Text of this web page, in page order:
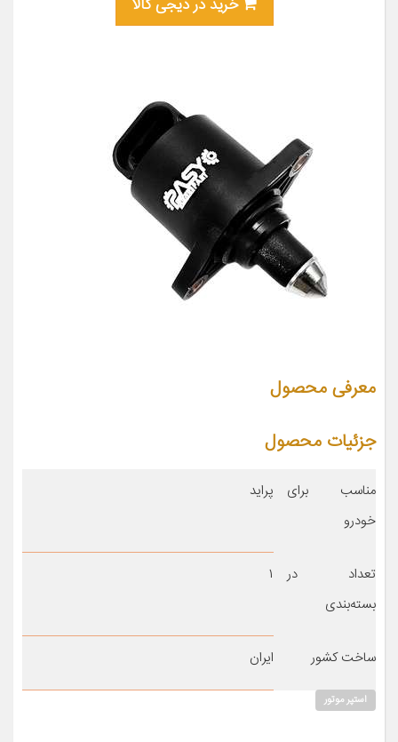
خرید در دیجی کالا
معرفی محصول
جزئیات محصول
مناسب برای
خودرو
پراید
تعداد در
بسته‌بندی
۱
ساخت کشور ایران
استپر موتور